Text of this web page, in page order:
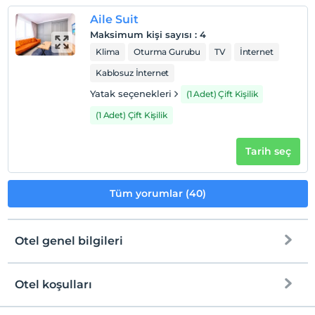
Aile Suit
Maksimum kişi sayısı : 4
Klima Oturma Gurubu TV
İnternet
Kablosuz İnternet
Yatak seçenekleri
(1 Adet) Çift Kişilik
(1 Adet) Çift Kişilik
Tarih seç
Tüm yorumlar (40)
Otel genel bilgileri
Otel koşulları
Check/in